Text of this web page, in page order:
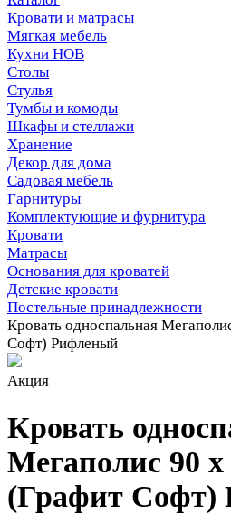
Кровати и матрасы
Мягкая мебель
Кухни НОВ
Столы
Стулья
Тумбы и комоды
Шкафы и стеллажи
Хранение
Декор для дома
Садовая мебель
Гарнитуры
Комплектующие и фурнитура
Кровати
Матрасы
Основания для кроватей
Детские кровати
Постельные принадлежности
Кровать односпальная
Софт) Рифленый
Акция
Кровать
Мегаполис 90 х
(Графит Софт)